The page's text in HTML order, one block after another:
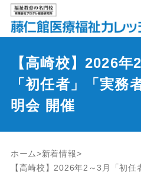
【高崎校】2026年
「初任者」「実務
明会 開催
ホーム
新着情報
【高崎校】2026年2～3月「初